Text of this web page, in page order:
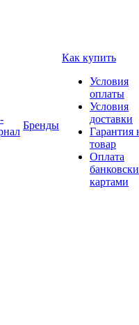
Бренды
Как купить
Условия
оплаты
Условия
доставки
Гарантия
товар
Оплата
картами